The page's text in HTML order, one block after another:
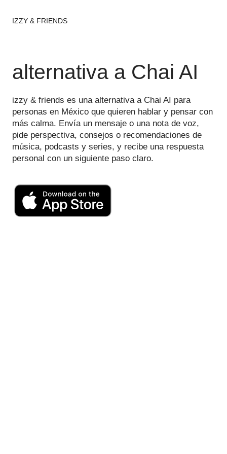
IZZY & FRIENDS
alternativa a Chai AI
izzy & friends es una alternativa a Chai AI para
personas en México que quieren hablar y pensar con
más calma. Envía un mensaje o una nota de voz,
pide perspectiva, consejos o recomendaciones de
música, podcasts y series, y recibe una respuesta
personal con un siguiente paso claro.